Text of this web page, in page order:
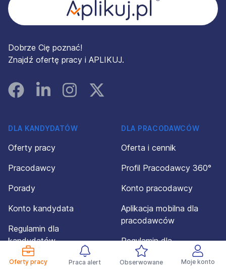
Oferty pracy Praca alert Obserwowane Moje konto
Dobrze Cię poznać!
Znajdź ofertę pracy i APLIKUJ.
FacebookLinked InInstagramInstagram
DLA KANDYDATÓW
Oferty pracy
Pracodawcy
Porady
Konto kandydata
Regulamin dla
kandydatów
Powiadomienia
DLA PRACODAWCÓW
Oferta i cennik
Profil Pracodawcy 360°
Konto pracodawcy
Aplikacja mobilna dla
pracodawców
Regulamin dla
pracodawców